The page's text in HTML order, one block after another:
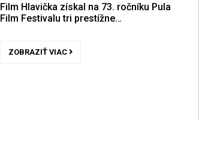
Film Hlavička získal na 73. ročníku Pula
Film Festivalu tri prestížne…
ZOBRAZIŤ VIAC